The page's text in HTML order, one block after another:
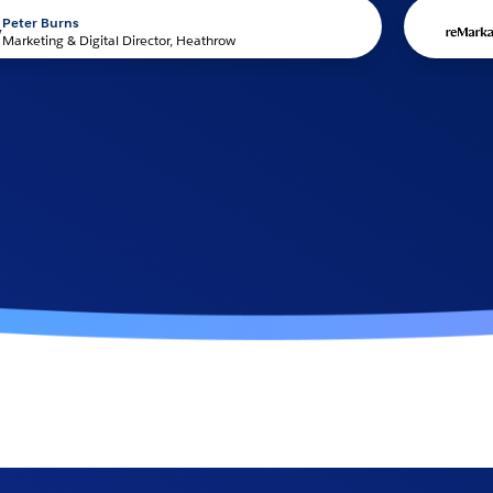
& Digital Director, Heathrow
Phil
CEO,